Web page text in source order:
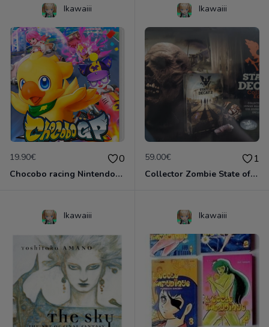
Ikawaiii
19.90€ 0
Chocobo racing Nintendo Switch
Ikawaiii
59.00€ 1
Collector Zombie State of Decay 2 Neuf!
Ikawaiii Ikawaiii